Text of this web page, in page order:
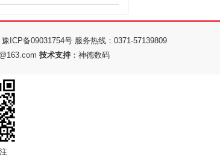
ICP备09031754号 服务热线：0371-57139809
技术支持 ： 神德数码